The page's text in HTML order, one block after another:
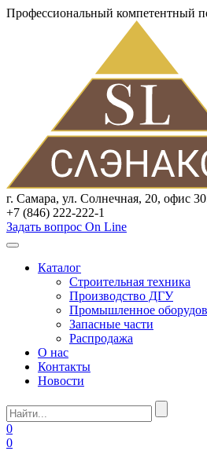
Профессиональный компетентный
г. Самара, ул. Солнечная, 20, офис
+7 (846) 222-222-1
Задать вопрос On Line
Каталог
Строительная техника
Производство ДГУ
Промышленное
Запасные части
Распродажа
О нас
Контакты
Новости
0
0